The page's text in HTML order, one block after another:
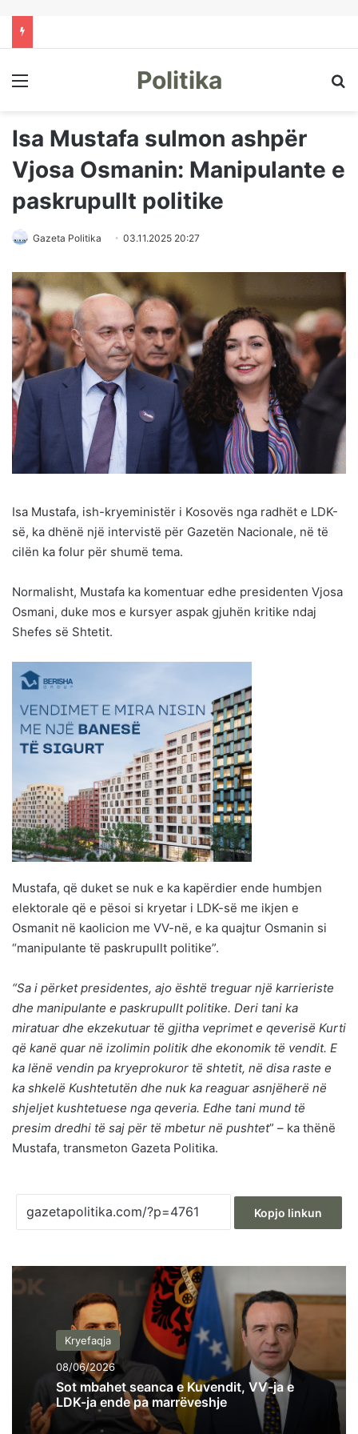
Menu Politika
Isa Mustafa sulmon ashpër
Vjosa Osmanin: Manipulante e
paskrupullt politike
Gazeta Politika 03.11.2025 20:27
Isa Mustafa, ish-kryeministër i Kosovës nga radhët e LDK-
së, ka dhënë një intervistë për Gazetën Nacionale, në të
cilën ka folur për shumë tema.
Normalisht, Mustafa ka komentuar edhe presidenten Vjosa
Osmani, duke mos e kursyer aspak gjuhën kritike ndaj
Shefes së Shtetit.
Mustafa, që duket se nuk e ka kapërdier ende humbjen
elektorale që e pësoi si kryetar i LDK-së me ikjen e
Osmanit në kaolicion me VV-në, e ka quajtur Osmanin si
“manipulante të paskrupullt politike”.
“Sa i përket presidentes, ajo është treguar një karrieriste
dhe manipulante e paskrupullt politike. Deri tani ka
miratuar dhe ekzekutuar të gjitha veprimet e qeverisë Kurti
që kanë quar në izolimin politik dhe ekonomik të vendit. E
ka lënë vendin pa kryeprokuror të shtetit, në disa raste e
ka shkelë Kushtetutën dhe nuk ka reaguar asnjëherë në
shjeljet kushtetuese nga qeveria. Edhe tani mund të
presim dredhi të saj për të mbetur në pushtet” – ka thënë
Mustafa, transmeton Gazeta Politika.
Kopjo linkun
Kryefaqja
08/06/2026
Sot mbahet seanca e Kuvendit, VV-ja e
LDK-ja ende pa marrëveshje